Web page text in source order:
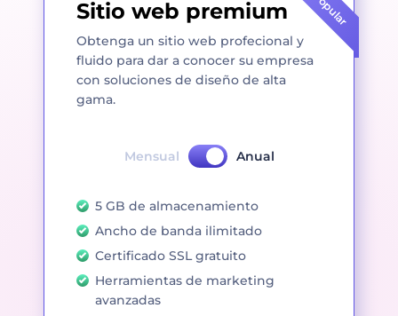
Sitio web premium
Obtenga un sitio web profecional y
fluido para dar a conocer su empresa
con soluciones de diseño de alta
gama.
Mensual Anual
5 GB de almacenamiento
Ancho de banda ilimitado
Certificado SSL gratuito
Herramientas de marketing
avanzadas